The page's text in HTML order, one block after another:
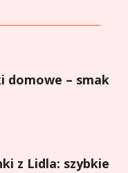
domowe – smak
z Lidla: szybkie